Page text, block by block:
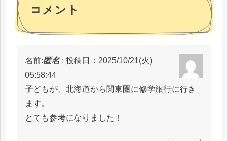
コメント
名前:匿名: 投稿日：2025/10/21(火)
05:58:44
子どもが、北海道から関東圏に修学旅行に行き
ます。
とても参考になりました！